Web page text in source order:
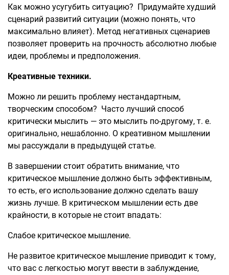
Как можно усугубить ситуацию? Придумайте худший
сценарий развитий ситуации (можно понять, что
максимально влияет). Метод негативных сценариев
позволяет проверить на прочность абсолютно любые
идеи, проблемы и предположения.
Креативные техники.
Можно ли решить проблему нестандартным,
творческим способом? Часто лучший способ
критически мыслить — это мыслить по-другому, т. е.
оригинально, нешаблонно. О креативном мышлении
мы рассуждали в предыдущей статье.
В завершении стоит обратить внимание, что
критическое мышление должно быть эффективным,
то есть, его использование должно сделать вашу
жизнь лучше. В критическом мышлении есть две
крайности, в которые не стоит впадать:
Слабое критическое мышление.
Не развитое критическое мышление приводит к тому,
что вас с легкостью могут ввести в заблуждение,